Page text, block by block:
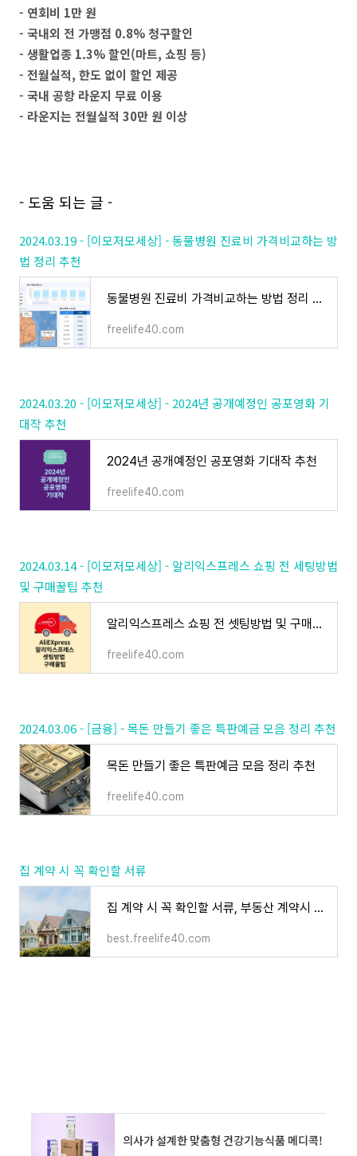
- 연회비 1만 원
- 국내외 전 가맹점 0.8% 청구할인
- 생활업종 1.3% 할인(마트, 쇼핑 등)
- 전월실적, 한도 없이 할인 제공
- 국내 공항 라운지 무료 이용
- 라운지는 전월실적 30만 원 이상
- 도움 되는 글 -
2024.03.19 - [이모저모세상] - 동물병원 진료비 가격비교하는 방
법 정리 추천
동물병원 진료비 가격비교하는 방법 정리 추천
freelife40.com
2024.03.20 - [이모저모세상] - 2024년 공개예정인 공포영화 기
대작 추천
2024년 공개예정인 공포영화 기대작 추천
freelife40.com
2024.03.14 - [이모저모세상] - 알리익스프레스 쇼핑 전 세팅방법
및 구매꿀팁 추천
알리익스프레스 쇼핑 전 셋팅방법 및 구매꿀팁 추천
freelife40.com
2024.03.06 - [금융] - 목돈 만들기 좋은 특판예금 모음 정리 추천
목돈 만들기 좋은 특판예금 모음 정리 추천
freelife40.com
집 계약 시 꼭 확인할 서류
집 계약 시 꼭 확인할 서류, 부동산 계약시 필요한 서류 추천 정리
best.freelife40.com